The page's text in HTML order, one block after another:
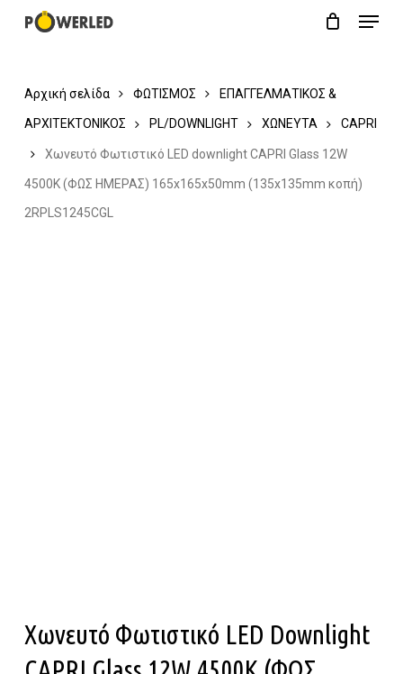
content
Menu
Αρχική σελίδα ΦΩΤΙΣΜΟΣ ΕΠΑΓΓΕΛΜΑΤΙΚΟΣ &
ΑΡΧΙΤΕΚΤΟΝΙΚΟΣ PL/DOWNLIGHT ΧΩΝΕΥΤΑ CAPRI
Χωνευτό Φωτιστικό LED downlight CAPRI Glass 12W
4500K (ΦΩΣ ΗΜΕΡΑΣ) 165x165x50mm (135x135mm κοπή)
2RPLS1245CGL
Χωνευτό Φωτιστικό LED Downlight